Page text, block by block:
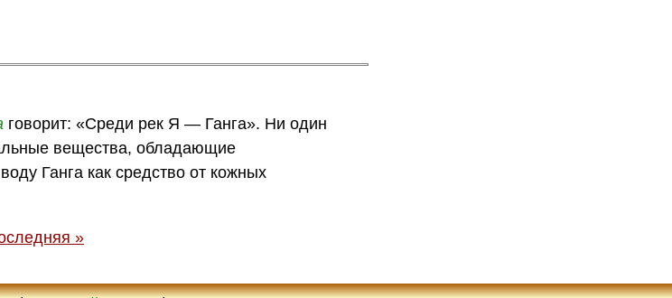
говорит: «Среди рек Я — Ганга». Ни один
вещества, обладающие
Ганга как средство от кожных
»